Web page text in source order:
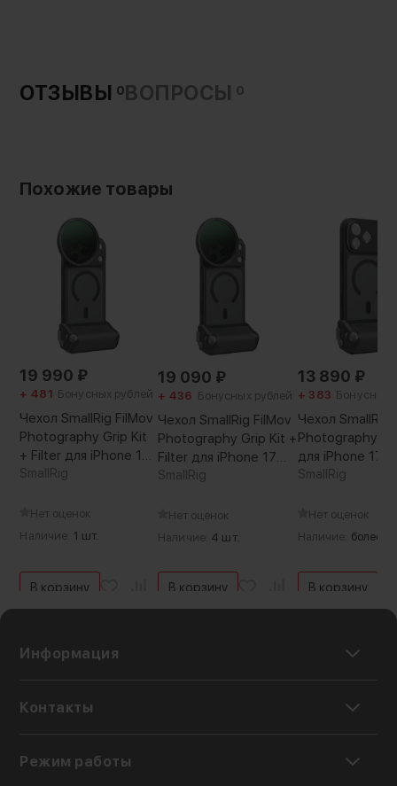
ОТЗЫВЫ 0ВОПРОСЫ 0
Похожие товары
19 990 ₽
+ 481 Бонусных рублей
Чехол SmallRig FilMov
Photography Grip Kit
+ Filter для iPhone 17
Pro Max
SmallRig
Нет оценок
Наличие: 1 шт.
В корзину
19 090 ₽
+ 436 Бонусных рублей
Чехол SmallRig FilMov
Photography Grip Kit +
Filter для iPhone 17
Pro
SmallRig
Нет оценок
Наличие: 4 шт.
В корзину
13 890 ₽
+ 383 Бонусных
Чехол SmallRig
Photography
для iPhone 17
SmallRig
Нет оценок
Наличие: более 5
В корзину
Информация
Контакты
Режим работы